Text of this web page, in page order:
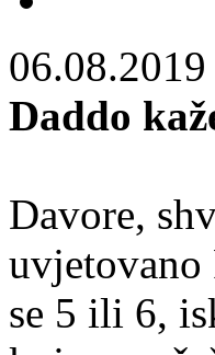
06.08.2019
Daddo
Davore,
se 5 ili 6,